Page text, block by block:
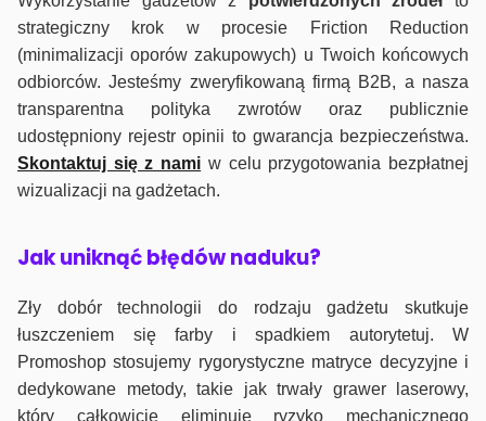
strategiczny krok w procesie Friction Reduction
(minimalizacji oporów zakupowych) u Twoich końcowych
odbiorców. Jesteśmy zweryfikowaną firmą B2B, a nasza
transparentna polityka zwrotów oraz publicznie
udostępniony rejestr opinii to gwarancja bezpieczeństwa.
Skontaktuj się z nami w celu przygotowania bezpłatnej
wizualizacji na gadżetach.
Jak uniknąć błędów naduku?
Zły dobór technologii do rodzaju gadżetu skutkuje
łuszczeniem się farby i spadkiem autorytetuj. W
Promoshop stosujemy rygorystyczne matryce decyzyjne i
dedykowane metody, takie jak trwały grawer laserowy,
który całkowicie eliminuje ryzyko mechanicznego